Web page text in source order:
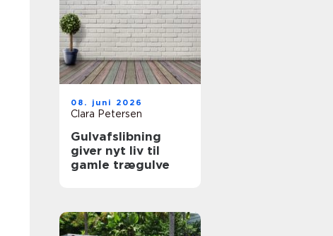
08. juni 2026
Clara Petersen
Gulvafslibning
giver nyt liv til
gamle trægulve